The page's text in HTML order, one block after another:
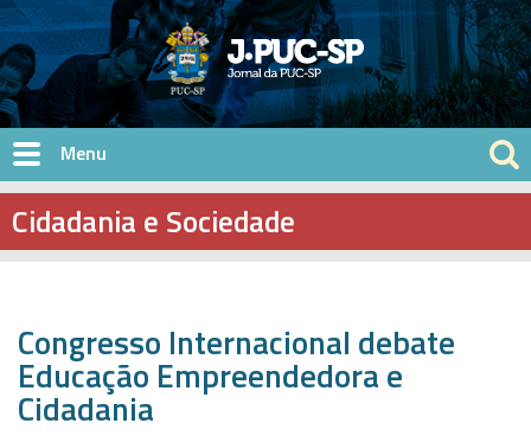
Pular para o conteúdo principal
Cidadania e Sociedade
Congresso Internacional debate
Educação Empreendedora e
Cidadania